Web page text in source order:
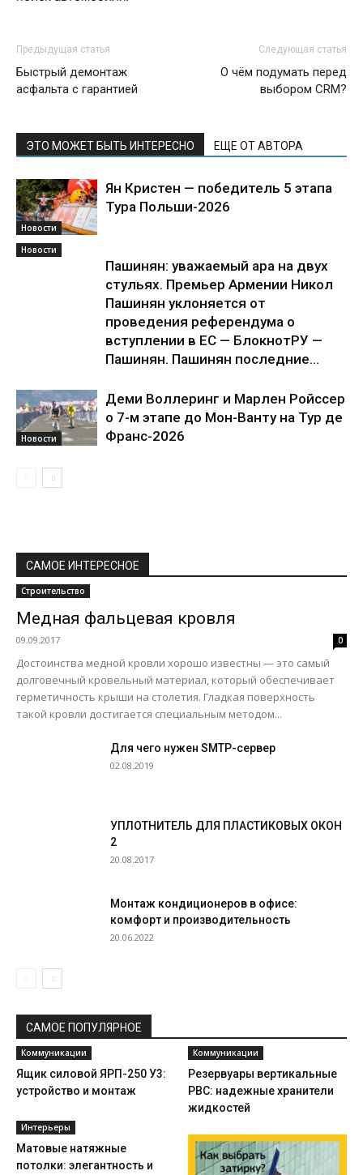
Предыдущая статья
Быстрый демонтаж
асфальта с гарантией
Следующая статья
О чём подумать перед
выбором CRM?
ЭТО МОЖЕТ БЫТЬ ИНТЕРЕСНО ЕЩЕ ОТ АВТОРА
Новости
Ян Кристен — победитель 5 этапа
Тура Польши-2026
Новости
Пашинян: уважаемый ара на двух
стульях. Премьер Армении Никол
Пашинян уклоняется от
проведения референдума о
вступлении в ЕС — БлокнотРУ —
Пашинян. Пашинян последние...
Новости
Деми Воллеринг и Марлен Ройссер
о 7-м этапе до Мон-Ванту на Тур де
Франс-2026
САМОЕ ИНТЕРЕСНОЕ
Строительство
Медная фальцевая кровля
09.09.2017 0
Достоинства медной кровли хорошо известны — это самый
долговечный кровельный материал, который обеспечивает
герметичность крыши на столетия. Гладкая поверхность
такой кровли достигается специальным методом...
Для чего нужен SMTP-сервер
02.08.2019
УПЛОТНИТЕЛЬ ДЛЯ ПЛАСТИКОВЫХ ОКОН
2
20.08.2017
Монтаж кондиционеров в офисе:
комфорт и производительность
20.06.2022
САМОЕ ПОПУЛЯРНОЕ
Коммуникации
Ящик силовой ЯРП-250 У3:
устройство и монтаж
Коммуникации
Резервуары вертикальные
РВС: надежные хранители
жидкостей
Интерьеры
Матовые натяжные
потолки: элегантность и